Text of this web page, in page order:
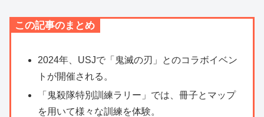
この記事のまとめ
2024年、USJで「鬼滅の刃」とのコラボイベン
トが開催される。
「鬼殺隊特別訓練ラリー」では、冊子とマップ
を用いて様々な訓練を体験。